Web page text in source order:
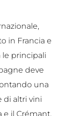
in Francia e
le principali
deve
una
di altri vini
e il Crémant,